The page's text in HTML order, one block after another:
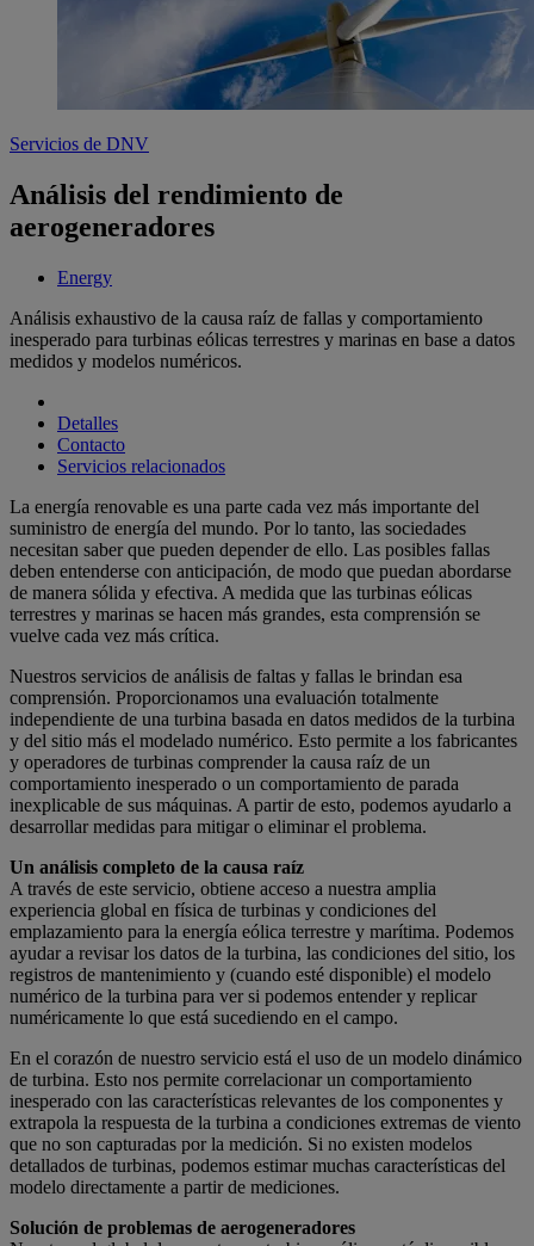
Servicios de DNV
Análisis del rendimiento de
aerogeneradores
Energy
Análisis exhaustivo de la causa raíz de fallas y comportamiento
inesperado para turbinas eólicas terrestres y marinas en base a datos
medidos y modelos numéricos.
Detalles
Contacto
Servicios relacionados
La energía renovable es una parte cada vez más importante del
suministro de energía del mundo. Por lo tanto, las sociedades
necesitan saber que pueden depender de ello. Las posibles fallas
deben entenderse con anticipación, de modo que puedan abordarse
de manera sólida y efectiva. A medida que las turbinas eólicas
terrestres y marinas se hacen más grandes, esta comprensión se
vuelve cada vez más crítica.
Nuestros servicios de análisis de faltas y fallas le brindan esa
comprensión. Proporcionamos una evaluación totalmente
independiente de una turbina basada en datos medidos de la turbina
y del sitio más el modelado numérico. Esto permite a los fabricantes
y operadores de turbinas comprender la causa raíz de un
comportamiento inesperado o un comportamiento de parada
inexplicable de sus máquinas. A partir de esto, podemos ayudarlo a
desarrollar medidas para mitigar o eliminar el problema.
Un análisis completo de la causa raíz
A través de este servicio, obtiene acceso a nuestra amplia
experiencia global en física de turbinas y condiciones del
emplazamiento para la energía eólica terrestre y marítima. Podemos
ayudar a revisar los datos de la turbina, las condiciones del sitio, los
registros de mantenimiento y (cuando esté disponible) el modelo
numérico de la turbina para ver si podemos entender y replicar
numéricamente lo que está sucediendo en el campo.
En el corazón de nuestro servicio está el uso de un modelo dinámico
de turbina. Esto nos permite correlacionar un comportamiento
inesperado con las características relevantes de los componentes y
extrapola la respuesta de la turbina a condiciones extremas de viento
que no son capturadas por la medición. Si no existen modelos
detallados de turbinas, podemos estimar muchas características del
modelo directamente a partir de mediciones.
Solución de problemas de aerogeneradores